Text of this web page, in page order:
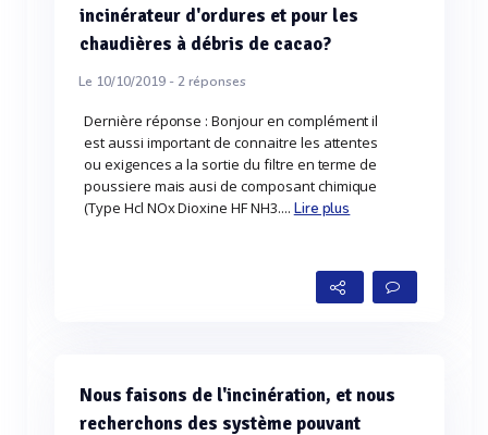
incinérateur d'ordures et pour les
chaudières à débris de cacao?
Le 10/10/2019 -2réponses
Dernière réponse : Bonjour en complément il
est aussi important de connaitre les attentes
ou exigences a la sortie du filtre en terme de
poussiere mais ausi de composant chimique
(Type Hcl NOx Dioxine HF NH3.... Lire plus
Nous faisons de l'incinération, et nous
recherchons des système pouvant